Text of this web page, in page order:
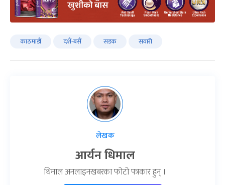
काठमाडौं दशैं-बसैं सडक सवारी
लेखक
आर्यन धिमाल
धिमाल अनलाइनखबरका फोटो पत्रकार हुन् ।